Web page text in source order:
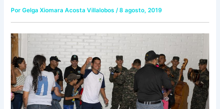
PorGelga Xiomara Acosta Villalobos/8 agosto, 2019